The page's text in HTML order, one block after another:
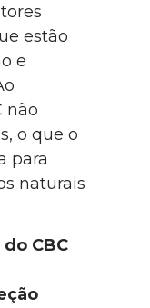
estão
e
não
o que o
para
naturais
CBC